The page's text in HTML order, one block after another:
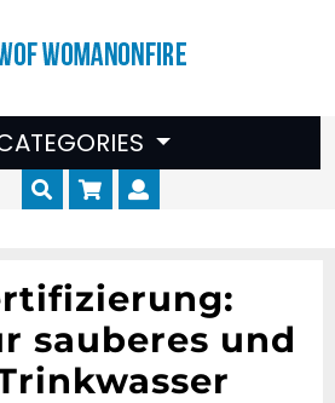
Cart
sauberes und